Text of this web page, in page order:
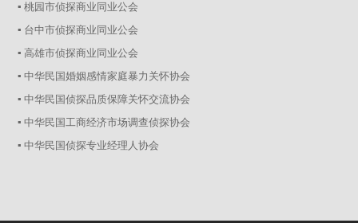
▪ 桃园市侦探商业同业公会
▪ 台中市侦探商业同业公会
▪ 高雄市侦探商业同业公会
▪ 中华民国婚姻感情家庭暴力关怀协会
▪ 中华民国侦探品质保障关怀交流协会
▪ 中华民国工商经济市场调查侦探协会
▪ 中华民国侦探专业经理人协会